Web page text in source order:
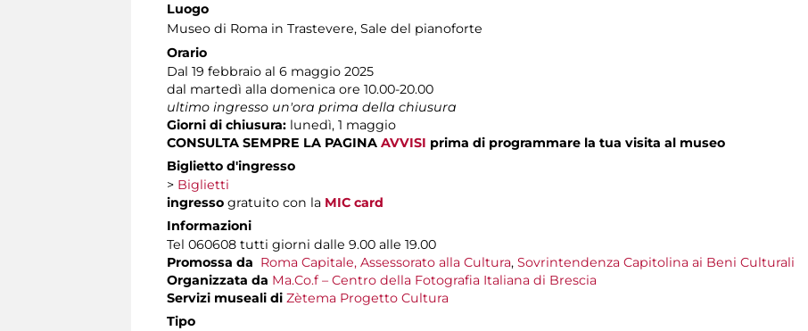
Luogo
Museo di Roma in Trastevere, Sale del pianoforte
Orario
Dal 19 febbraio al 6 maggio 2025
dal martedì alla domenica ore 10.00-20.00
ultimo ingresso un'ora prima della chiusura
Giorni di chiusura: lunedì, 1 maggio
CONSULTA SEMPRE LA PAGINA AVVISI prima di programmare la tua visita al museo
Biglietto d'ingresso
> Biglietti
ingresso gratuito con la MIC card
Informazioni
Tel 060608 tutti giorni dalle 9.00 alle 19.00
Promossa da Roma Capitale, Assessorato alla Cultura, Sovrintendenza Capitolina ai Beni Culturali
Organizzata da Ma.Co.f – Centro della Fotografia Italiana di Brescia
Servizi museali di Zètema Progetto Cultura
Tipo